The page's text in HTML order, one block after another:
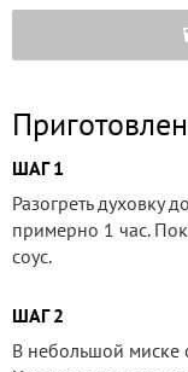
ШАГ 1
Разогреть духовку
примерно 1 час.
соус.
ШАГ 2
В небольшой миске